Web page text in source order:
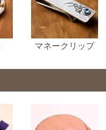
マネークリップ